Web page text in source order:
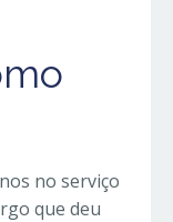
no serviço
que deu